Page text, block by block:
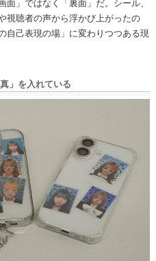
聴者の声から浮かび上がったの
自己表現の場」に変わりつつある現
」を入れている